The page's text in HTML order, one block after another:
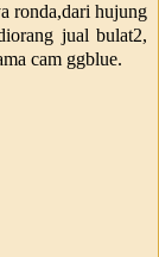
ronda,dari hujung
jual bulat2,
cam ggblue.